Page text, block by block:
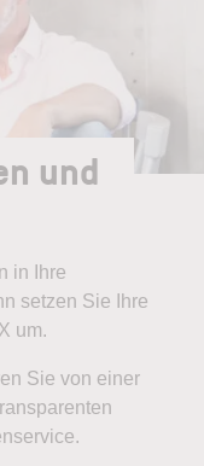
und
in Ihre
setzen Sie Ihre
um.
Sie von einer